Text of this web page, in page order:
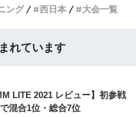
ング 西日本 大会一覧
れています
LITE 2021 レビュー】初参戦
混合1位・総合7位